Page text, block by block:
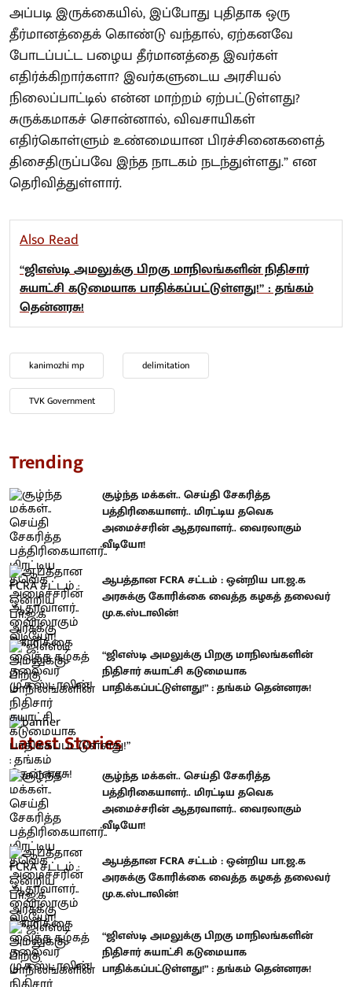
அப்படி இருக்கையில், இப்போது புதிதாக ஒரு
தீர்மானத்தைக் கொண்டு வந்தால், ஏற்கனவே
போடப்பட்ட பழைய தீர்மானத்தை இவர்கள்
எதிர்க்கிறார்களா? இவர்களுடைய அரசியல்
நிலைப்பாட்டில் என்ன மாற்றம் ஏற்பட்டுள்ளது?
சுருக்கமாகச் சொன்னால், விவசாயிகள்
எதிர்கொள்ளும் உண்மையான பிரச்சினைகளைத்
திசைதிருப்பவே இந்த நாடகம் நடந்துள்ளது.” என
தெரிவித்துள்ளார்.
Also Read
“ஜிஎஸ்டி அமலுக்கு பிறகு மாநிலங்களின் நிதிசார்
சுயாட்சி கடுமையாக பாதிக்கப்பட்டுள்ளது!” : தங்கம்
தென்னரசு!
kanimozhi mp delimitation
TVK Government
Trending
சூழ்ந்த மக்கள்.. செய்தி சேகரித்த
பத்திரிகையாளர்.. மிரட்டிய தவெக
அமைச்சரின் ஆதரவாளர்.. வைரலாகும்
வீடியோ!
ஆபத்தான FCRA சட்டம் : ஒன்றிய பா.ஜ.க
அரசுக்கு கோரிக்கை வைத்த கழகத் தலைவர்
மு.க.ஸ்டாலின்!
“ஜிஎஸ்டி அமலுக்கு பிறகு மாநிலங்களின்
நிதிசார் சுயாட்சி கடுமையாக
பாதிக்கப்பட்டுள்ளது!” : தங்கம் தென்னரசு!
Latest Stories
சூழ்ந்த மக்கள்.. செய்தி சேகரித்த
பத்திரிகையாளர்.. மிரட்டிய தவெக
அமைச்சரின் ஆதரவாளர்.. வைரலாகும்
வீடியோ!
ஆபத்தான FCRA சட்டம் : ஒன்றிய பா.ஜ.க
அரசுக்கு கோரிக்கை வைத்த கழகத் தலைவர்
மு.க.ஸ்டாலின்!
“ஜிஎஸ்டி அமலுக்கு பிறகு மாநிலங்களின்
நிதிசார் சுயாட்சி கடுமையாக
பாதிக்கப்பட்டுள்ளது!” : தங்கம் தென்னரசு!